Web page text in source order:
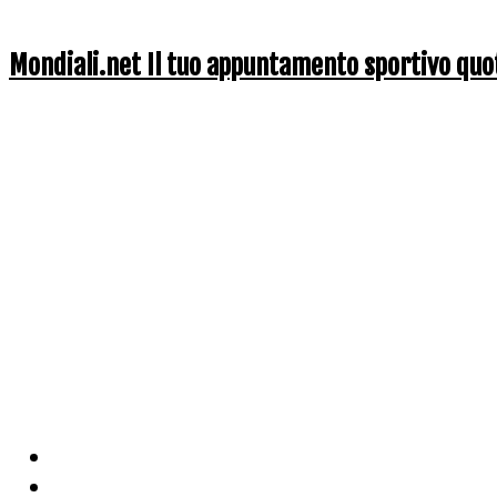
Mondiali.net Il tuo appuntamento sportivo